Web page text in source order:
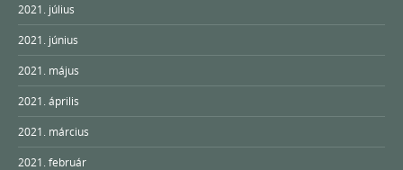
2021. július
2021. június
2021. május
2021. április
2021. március
2021. február